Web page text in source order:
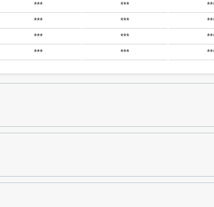
*** ***
*** ***
*** ***
*** ***